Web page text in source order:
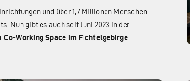
und über 1,7 Millionen Menschen
Nun gibt es auch seit Juni 2023 in der
Co-Working Space im Fichtelgebirge.